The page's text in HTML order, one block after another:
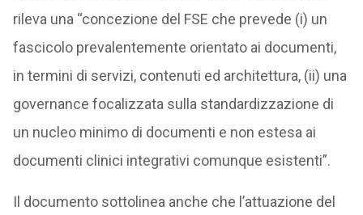
rileva una “concezione del FSE che prevede (i) un
fascicolo prevalentemente orientato ai documenti,
in termini di servizi, contenuti ed architettura, (ii) una
governance focalizzata sulla standardizzazione di
un nucleo minimo di documenti e non estesa ai
documenti clinici integrativi comunque esistenti”.
Il documento sottolinea anche che l’attuazione del